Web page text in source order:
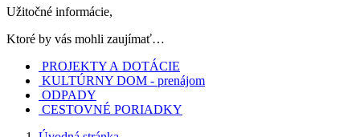
Užitočné informácie,
Ktoré by vás mohli zaujímať…
PROJEKTY A DOTÁCIE
KULTÚRNY DOM - prenájom
ODPADY
CESTOVNÉ PORIADKY